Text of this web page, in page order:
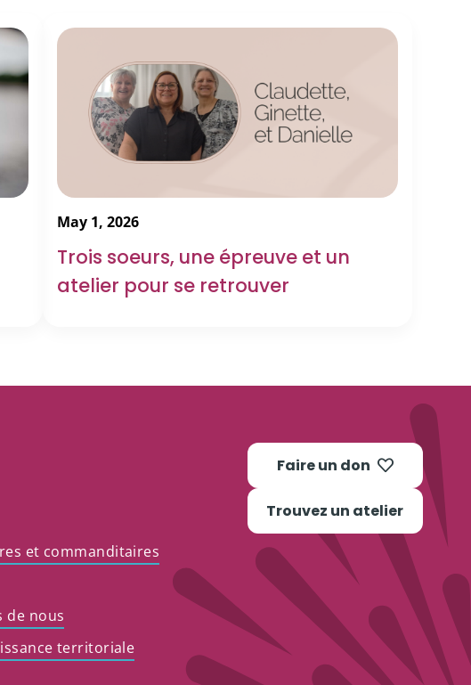
May 1, 2026
Trois soeurs, une épreuve et un
atelier pour se retrouver
et commanditaires
de nous
territoriale
Faire un don
Trouvez un atelier